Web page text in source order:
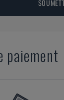
paiement